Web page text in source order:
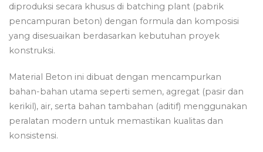
diproduksi secara khusus di batching plant (pabrik
pencampuran beton) dengan formula dan komposisi
yang disesuaikan berdasarkan kebutuhan proyek
konstruksi.
Material Beton ini dibuat dengan mencampurkan
bahan-bahan utama seperti semen, agregat (pasir dan
kerikil), air, serta bahan tambahan (aditif) menggunakan
peralatan modern untuk memastikan kualitas dan
konsistensi.